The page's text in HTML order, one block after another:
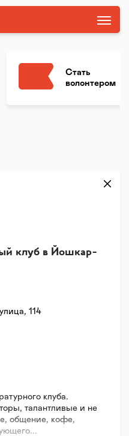
Стать
волонтером
клуб в Йошкар-
клуба.
талантливые и не
общение, кофе,
114